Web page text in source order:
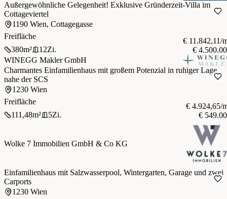
Außergewöhnliche Gelegenheit! Exklusive Gründerzeit-Villa im
Cottageviertel
1190 Wien, Cottagegasse
Freifläche
380m² 12Zi.
€ 11.842,11/
€
WINEGG Makler GmbH
Charmantes Einfamilienhaus mit großem Potenzial in ruhiger Lage
nahe der SCS
1230 Wien
Freifläche
111,48m² 5Zi.
€ 4.924,65/
€
Wolke 7 Immobilien GmbH & Co KG
Einfamilienhaus mit Salzwasserpool, Wintergarten, Garage und zwei
Carports
1230 Wien